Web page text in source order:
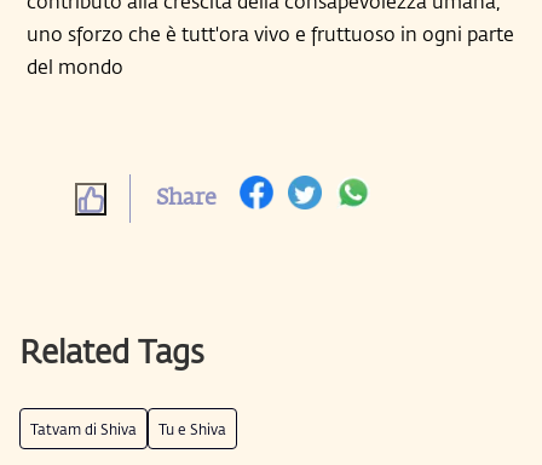
uno sforzo che è tutt'ora vivo e fruttuoso in ogni parte
del mondo
Share
Related Tags
Tatvam di Shiva Tu e Shiva